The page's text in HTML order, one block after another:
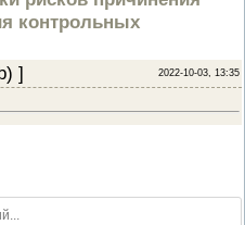
ПРОВЕРОЧНЫЙ ЛИСТ,
ПРИМЕНЯЕМЫЙ ПРИ
ГОСУДАРСТВЕННОГО
ОБЛАСТИ ОХРАНЫ И
ФЕДЕРАЛЬНОГО ЗНАЧЕНИЯ
контрольных
] 2022-10-03, 13:35